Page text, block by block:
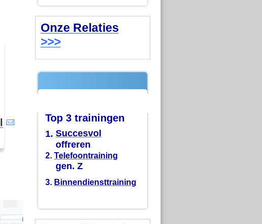
Onze Relaties
>>>
Top 3 trainingen
1. Succesvol
offreren
2. Telefoontraining
gen. Z
3. Binnendiensttraining